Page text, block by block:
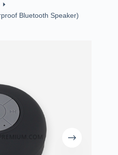
Bluetooth Speaker)